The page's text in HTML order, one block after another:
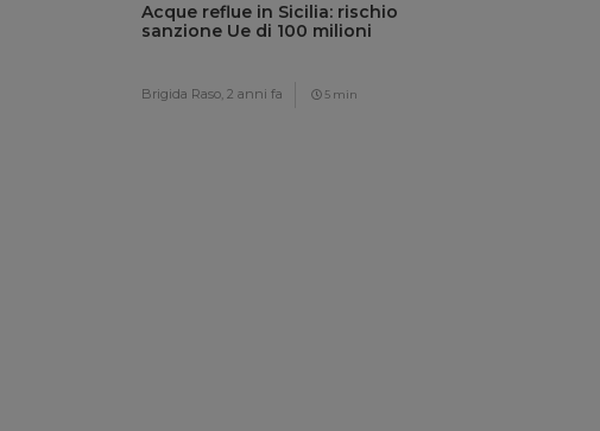
Acque reflue in Sicilia: rischio
sanzione Ue di 100 milioni
Brigida Raso,2 anni fa 5 min